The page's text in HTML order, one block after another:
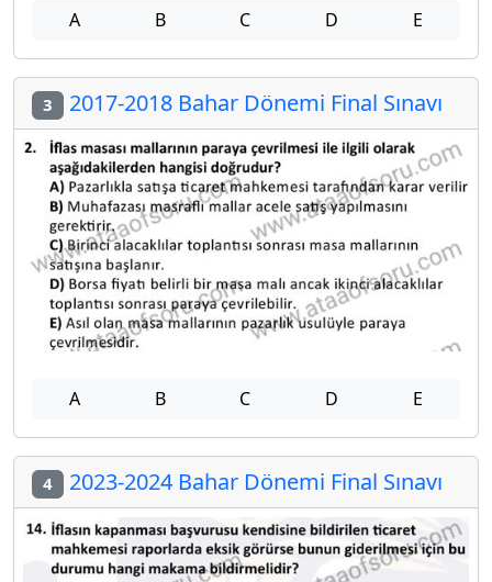
A B C D E
3 2017-2018 Bahar Dönemi Final Sınavı
A B C D E
4 2023-2024 Bahar Dönemi Final Sınavı